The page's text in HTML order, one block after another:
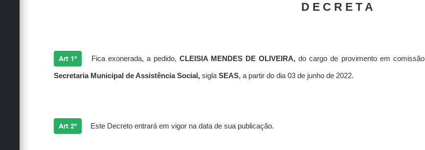
D E C R E T A
Art 1º Fica exonerada, a pedido, CLEISIA MENDES DE OLIVEIRA, do cargo de provimento em comissão
Secretaria Municipal de Assistência Social,sigla SEAS, a partir do dia 03 de junho de 2022.
Art 2º Este Decreto entrará em vigor na data de sua publicação.